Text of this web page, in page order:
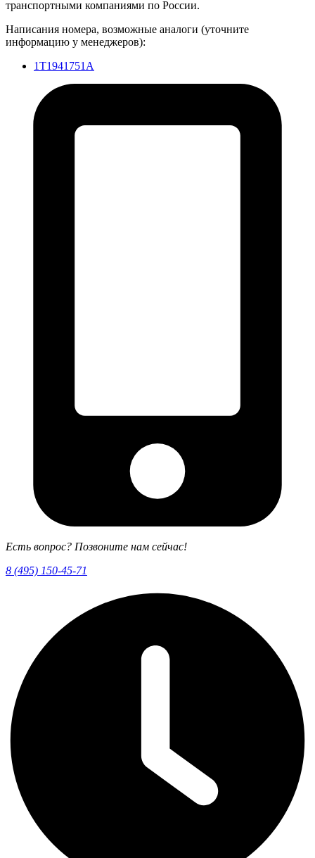
транспортными компаниями по России.
Написания номера, возможные аналоги (уточните
информацию у менеджеров):
1T1941751A
Есть вопрос? Позвоните нам сейчас!
8 (495) 150-45-71